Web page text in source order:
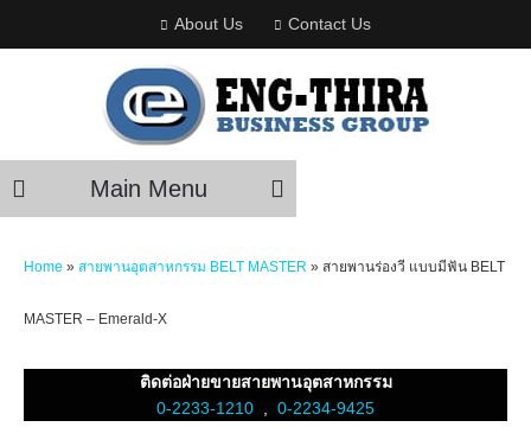
About Us Contact Us
Main Menu
Home » สายพานอุตสาหกรรม BELT MASTER » สายพานร่องวี แบบมีฟัน BELT
MASTER – Emerald-X
ติดต่อฝ่ายขายสายพานอุตสาหกรรม
0-2233-1210
0-2234-9425